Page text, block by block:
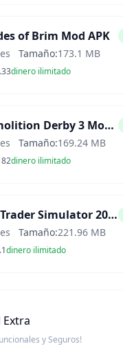
of Brim Mod APK
Tamaño:173.1 MB
dinero ilimitado
Demolition Derby 3 Mod APK
Tamaño:169.24 MB
dinero ilimitado
Car Trader Simulator 2025 Mod APK
Tamaño:221.96 MB
dinero ilimitado
y Seguros!